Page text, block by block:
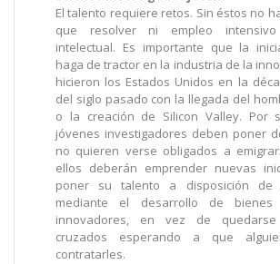
El talento requiere retos. Sin éstos no
que resolver ni empleo
intelectual. Es importante que la
haga de tractor en la industria de la
hicieron los Estados Unidos en la
del siglo pasado con la llegada del
o la creación de Silicon Valley. Por
jóvenes investigadores deben poner
no quieren verse obligados a
ellos deberán emprender nuevas
poner su talento a disposición de
mediante el desarrollo de bienes
innovadores, en vez de
cruzados esperando a que
contratarles.